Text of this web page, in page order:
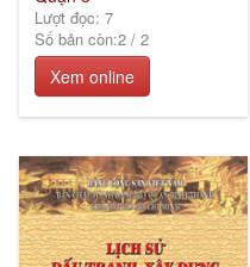
Lượt đọc: 7
Số bản còn:2/2
Xem online